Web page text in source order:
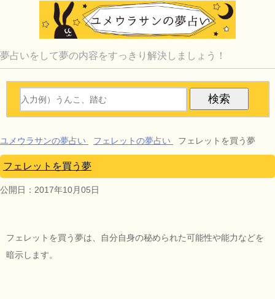
夢占いをして夢の内容をすっきり解決しましょう！
ユメウラサンの夢占い フェレットの夢占い フェレットを買う夢
フェレットを買う夢
公開日： 2017年10月05日
フェレットを買う夢は、自分自身の秘められた可能性や能力などを
暗示します。